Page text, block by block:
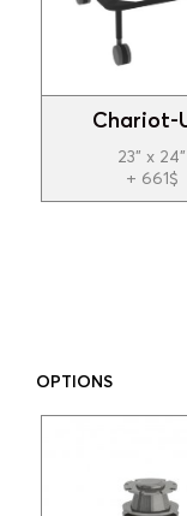
Chariot-
23" x 24"
+ 661$
OPTIONS